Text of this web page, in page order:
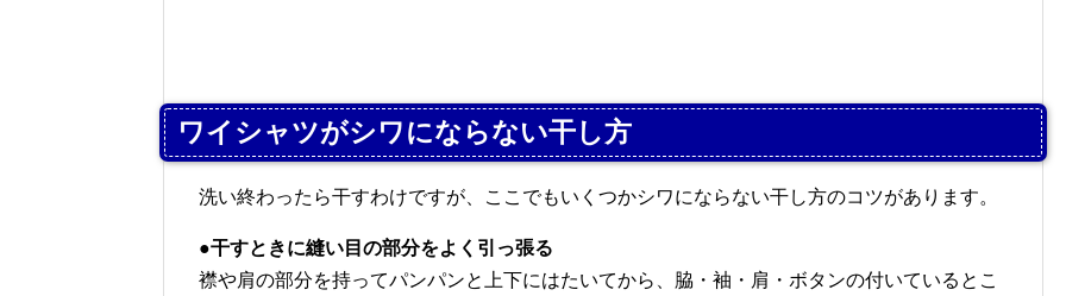
ワイシャツがシワにならない干し方
洗い終わったら干すわけですが、ここでもいくつかシワにならない干し方のコツがあります。
●干すときに縫い目の部分をよく引っ張る
襟や肩の部分を持ってパンパンと上下にはたいてから、脇・袖・肩・ボタンの付いているとこ